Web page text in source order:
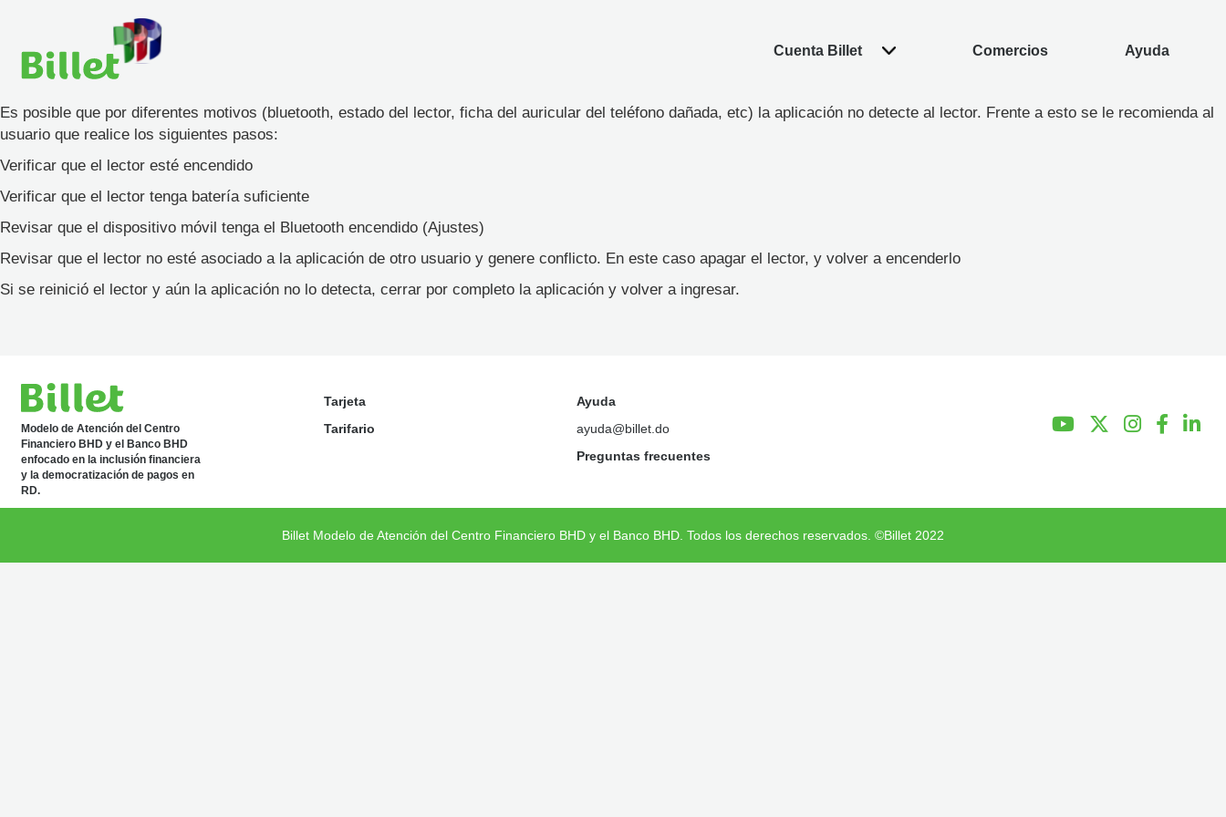
Cuenta Billet Comercios Ayuda
Es posible que por diferentes motivos (bluetooth, estado del lector, ficha del auricular del teléfono dañada, etc) la aplicación no detecte al lector. Frente a esto se le recomienda al
usuario que realice los siguientes pasos:
Verificar que el lector esté encendido
Verificar que el lector tenga batería suficiente
Revisar que el dispositivo móvil tenga el Bluetooth encendido (Ajustes)
Revisar que el lector no esté asociado a la aplicación de otro usuario y genere conflicto. En este caso apagar el lector, y volver a encenderlo
Si se reinició el lector y aún la aplicación no lo detecta, cerrar por completo la aplicación y volver a ingresar.
Modelo de Atención del Centro
Financiero BHD y el Banco BHD
enfocado en la inclusión financiera
y la democratización de pagos en
RD.
Tarjeta
Tarifario
Ayuda
ayuda@billet.do
Preguntas frecuentes
Billet Modelo de Atención del Centro Financiero BHD y el Banco BHD. Todos los derechos reservados. ©Billet 2022